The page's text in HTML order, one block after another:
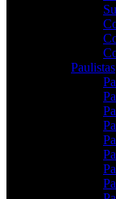
Paulistas